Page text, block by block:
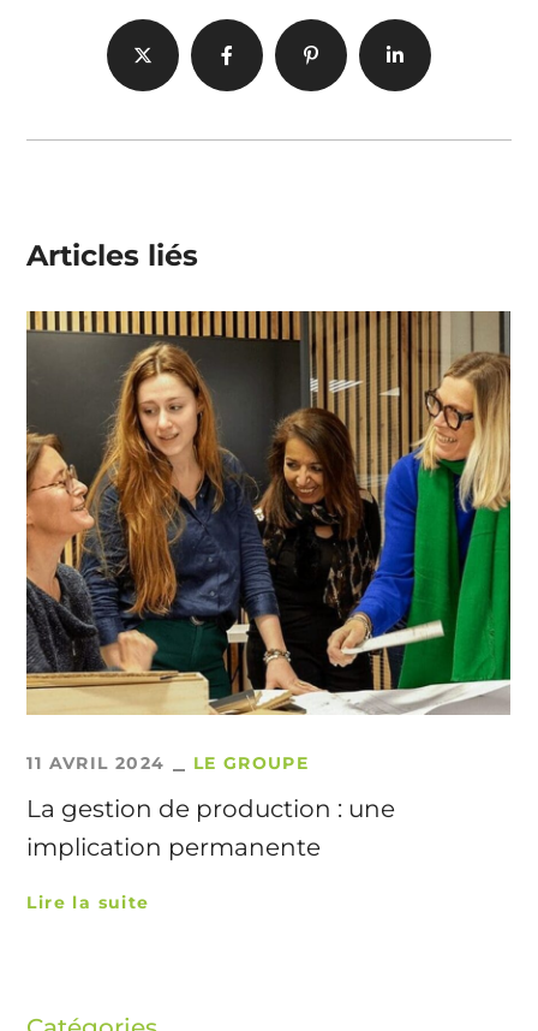
Articles liés
11 AVRIL 2024 LE GROUPE
La gestion de production : une
implication permanente
Lire la suite